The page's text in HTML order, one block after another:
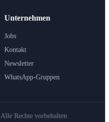
Unternehmen
Jobs
Kontakt
Newsletter
WhatsApp-Gruppen
Rechte vorbehalten.